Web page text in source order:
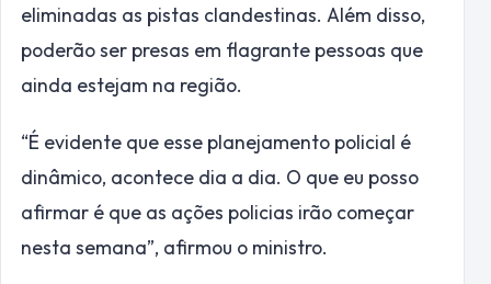
eliminadas as pistas clandestinas. Além disso,
poderão ser presas em flagrante pessoas que
ainda estejam na região.
“É evidente que esse planejamento policial é
dinâmico, acontece dia a dia. O que eu posso
afirmar é que as ações policias irão começar
nesta semana”, afirmou o ministro.